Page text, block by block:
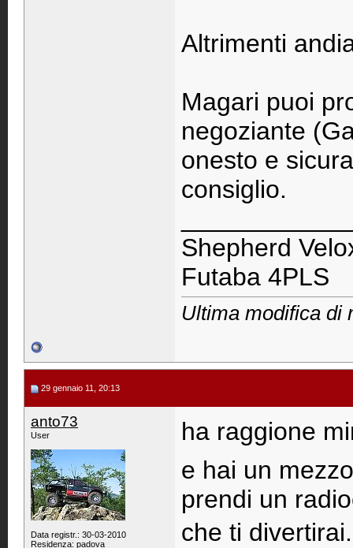
Altrimenti
Magari puoi
negoziante
onesto e
consiglio.
Shepherd
Futaba 4PLS
Ultima modifica di
29 gennaio 11, 20:13
anto73
User
Data registr.: 30-03-2010
Residenza: padova
ha raggione
e hai un
prendi un
che ti divertirai.